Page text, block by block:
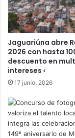
Jaguariúna abre
2026 con hasta
descuento en
intereses ‹
17 junio, 2026